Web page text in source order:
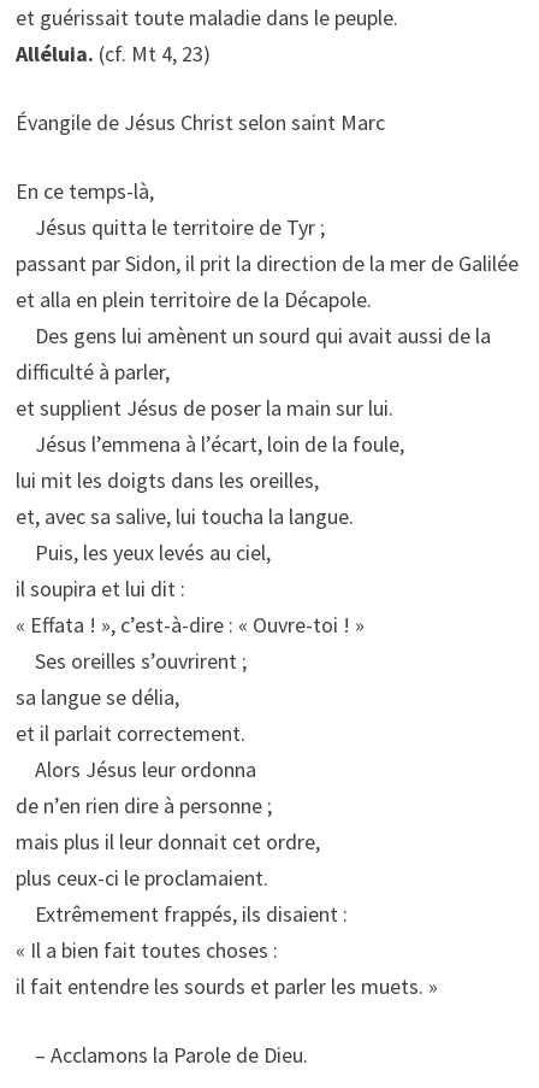
et guérissait toute maladie dans le peuple.
Alléluia. (cf. Mt 4, 23)
Évangile de Jésus Christ selon saint Marc
En ce temps-là,
Jésus quitta le territoire de Tyr ;
passant par Sidon, il prit la direction de la mer de Galilée
et alla en plein territoire de la Décapole.
Des gens lui amènent un sourd qui avait aussi de la
difficulté à parler,
et supplient Jésus de poser la main sur lui.
Jésus l’emmena à l’écart, loin de la foule,
lui mit les doigts dans les oreilles,
et, avec sa salive, lui toucha la langue.
Puis, les yeux levés au ciel,
il soupira et lui dit :
« Effata ! », c’est-à-dire : « Ouvre-toi ! »
Ses oreilles s’ouvrirent ;
sa langue se délia,
et il parlait correctement.
Alors Jésus leur ordonna
de n’en rien dire à personne ;
mais plus il leur donnait cet ordre,
plus ceux-ci le proclamaient.
Extrêmement frappés, ils disaient :
« Il a bien fait toutes choses :
il fait entendre les sourds et parler les muets. »
– Acclamons la Parole de Dieu.